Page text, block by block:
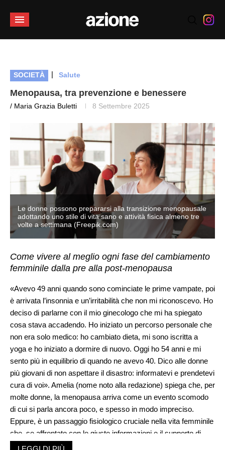
SOCIETÀ | Salute
Menopausa, tra prevenzione e benessere
/ Maria Grazia Buletti 8 Settembre 2025
Le donne possono prepararsi alla transizione menopausale
adottando uno stile di vita sano e attività fisica almeno tre
volte a settimana (Freepik.com)
Come vivere al meglio ogni fase del cambiamento
femminile dalla pre alla post-menopausa
«Avevo 49 anni quando sono cominciate le prime vampate, poi
è arrivata l’insonnia e un’irritabilità che non mi riconoscevo. Ho
deciso di parlarne con il mio ginecologo che mi ha spiegato
cosa stava accadendo. Ho iniziato un percorso personale che
non era solo medico: ho cambiato dieta, mi sono iscritta a
yoga e ho iniziato a dormire di nuovo. Oggi ho 54 anni e mi
sento più in equilibrio di quando ne avevo 40. Dico alle donne
più giovani di non aspettare il disastro: informatevi e prendetevi
cura di voi». Amelia (nome noto alla redazione) spiega che, per
molte donne, la menopausa arriva come un evento scomodo
di cui si parla ancora poco, e spesso in modo impreciso.
Eppure, è un passaggio fisiologico cruciale nella vita femminile
che, se affrontato con le giuste informazioni e il supporto di
professionisti competenti, può essere vissuto con equilibrio,